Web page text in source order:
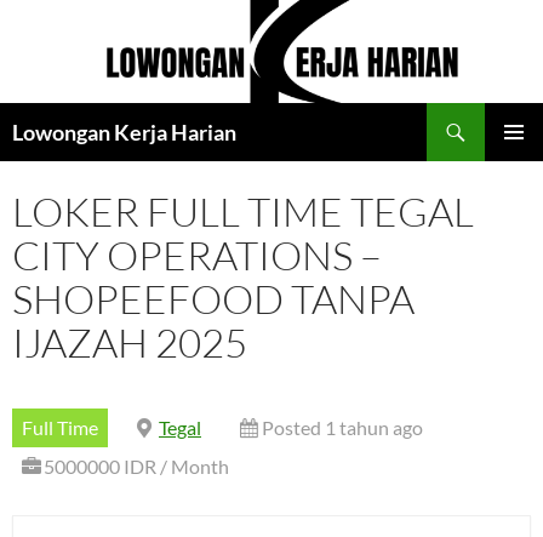
Lowongan Kerja Harian
LOKER FULL TIME TEGAL
CITY OPERATIONS –
SHOPEEFOOD TANPA
IJAZAH 2025
Full Time Tegal
Posted 1 tahun ago
5000000 IDR / Month